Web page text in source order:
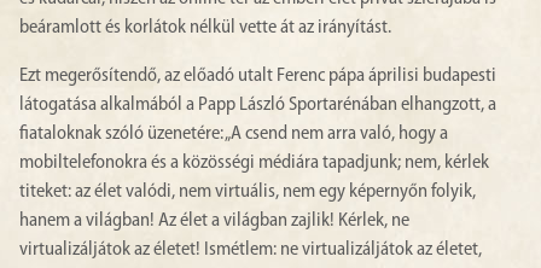
beáramlott és korlátok nélkül vette át az irányítást.
Ezt megerősítendő, az előadó utalt Ferenc pápa áprilisi budapesti
látogatása alkalmából a Papp László Sportarénában elhangzott, a
fiataloknak szóló üzenetére: „A csend nem arra való, hogy a
mobiltelefonokra és a közösségi médiára tapadjunk; nem, kérlek
titeket: az élet valódi, nem virtuális, nem egy képernyőn folyik,
hanem a világban! Az élet a világban zajlik! Kérlek, ne
virtualizáljátok az életet! Ismétlem: ne virtualizáljátok az életet,